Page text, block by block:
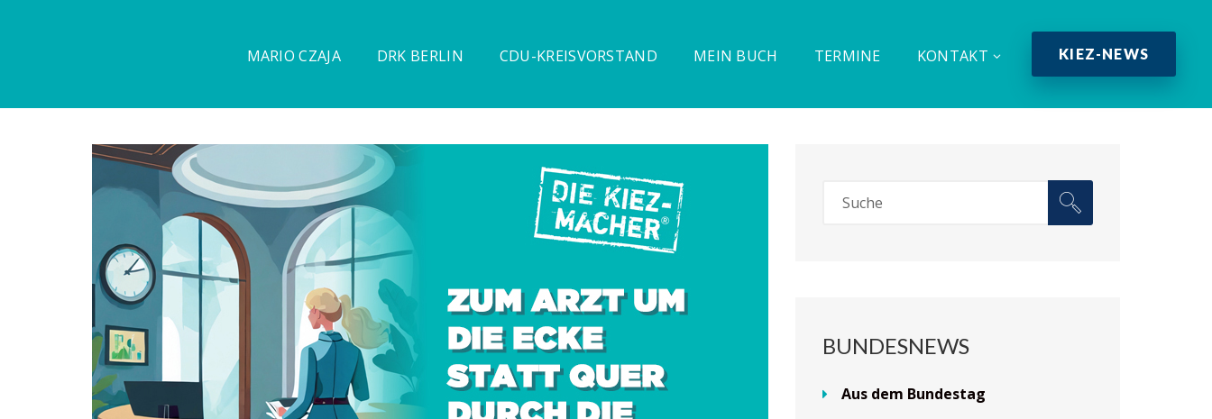
MARIO CZAJA DRK BERLIN CDU-KREISVORSTAND MEIN BUCH TERMINE KONTAKT KIEZ-NEWS
BUNDESNEWS
Aus dem Bundestag